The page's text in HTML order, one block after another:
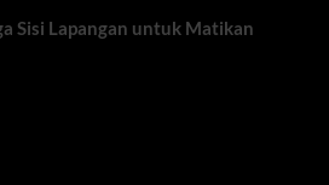
Sisi Lapangan untuk Matikan